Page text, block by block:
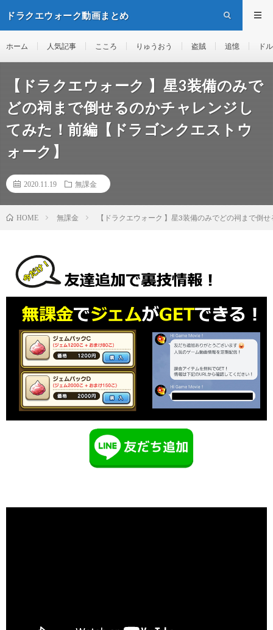
ドラクエウォーク動画まとめ
ホーム 人気記事 こころ りゅうおう 盗賊 追憶 ド
【ドラクエウォーク 】星3装備のみで
どの祠まで倒せるのかチャレンジし
てみた！前編【ドラゴンクエストウ
ォーク】
2020.11.19 無課金
HOME 無課金 【ドラクエウォーク 】星3装備のみでどの祠まで倒